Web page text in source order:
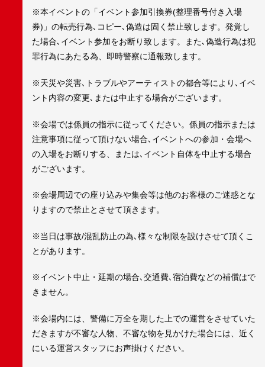
※本イベントの「イベント参加引換券(整理番号付き入場
券)」の転売行為､コピー､偽造は固く禁止致します。発覚し
た場合､イベント参加をお断り致します。また､偽造行為は犯
罪行為にあたる為、即時警察に通報致します。
※天災や災害､トラブルやアーティストの都合等により､イベ
ント内容の変更､または中止する場合がございます。
※会場では係員の指示に従ってください。係員の指示または
注意事項に従って頂けない場合､イベントへの参加・会場へ
の入場をお断りする、または､イベント自体を中止する場合
がございます。
※会場周辺での座り込みや集会等は他のお客様のご迷惑とな
りますので禁止とさせて頂きます。
※当日は事故/混乱防止の為､様々な制限を設けさせて頂くこ
とがあります。
※イベント中止・延期の場合､交通費､宿泊費などの補償はで
きません。
※会場内には、警備に万全を期した上での運営をさせていた
だきますが不審な人物、不審な物を見かけた場合には、近く
にいる運営スタッフにお声掛けください。